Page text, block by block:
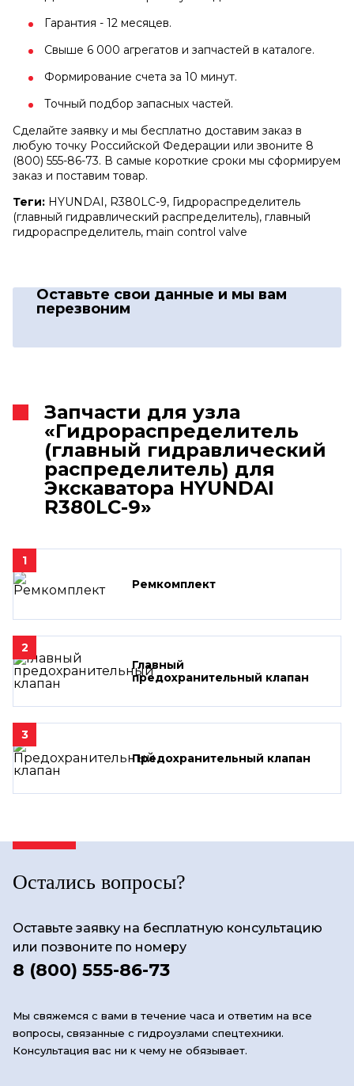
Гарантия - 12 месяцев.
Свыше 6 000 агрегатов и запчастей в каталоге.
Формирование счета за 10 минут.
Точный подбор запасных частей.
Сделайте заявку и мы бесплатно доставим заказ в
любую точку Российской Федерации или звоните 8
(800) 555-86-73. В самые короткие сроки мы сформируем
заказ и поставим товар.
Теги: HYUNDAI, R380LC-9, Гидрораспределитель
(главный гидравлический распределитель), главный
гидрораспределитель, main control valve
Оставьте свои данные и мы вам
перезвоним
Запчасти для узла
«Гидрораспределитель
(главный гидравлический
распределитель) для
Экскаватора HYUNDAI
R380LC-9»
1
Ремкомплект
2
Главный
предохранительный клапан
3
Предохранительный клапан
Остались вопросы?
Оставьте заявку на бесплатную консультацию
или позвоните по номеру
8 (800) 555-86-73
Мы свяжемся с вами в течение часа и ответим на все
вопросы, связанные с гидроузлами спецтехники.
Консультация вас ни к чему не обязывает.